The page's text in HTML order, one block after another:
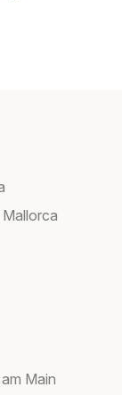
Main